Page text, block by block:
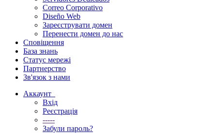
Correo Corporativo
Diseño Web
Зареєструвати домен
Перенести домен до нас
Сповіщення
База знань
Статус мережі
Партнерство
Зв'язок з нами
Аккаунт
Вхід
Реєстрація
-----
Забули пароль?